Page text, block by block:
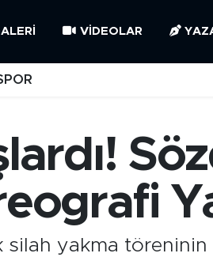
VIDEOLAR
yakma